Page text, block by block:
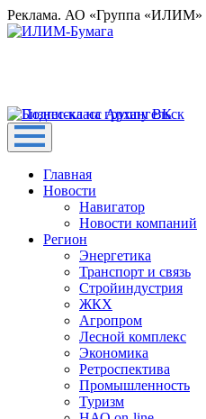
Реклама. АО «Группа «ИЛИМ»
Главная
Новости
Навигатор
Новости компаний
Регион
Энергетика
Транспорт и связь
Стройиндустрия
ЖКХ
Агропром
Лесной комплекс
Экономика
Ретроспектива
Промышленность
Туризм